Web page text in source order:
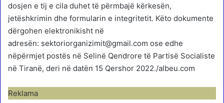
dosjen e tij e cila duhet të përmbajë kërkesën,
jetëshkrimin dhe formularin e integritetit. Këto dokumente
dërgohen elektronikisht në
adresën: sektoriorganizimit@gmail.com ose edhe
nëpërmjet postës në Selinë Qendrore të Partisë Socialiste
në Tiranë, deri në datën 15 Qershor 2022./albeu.com
Reklama